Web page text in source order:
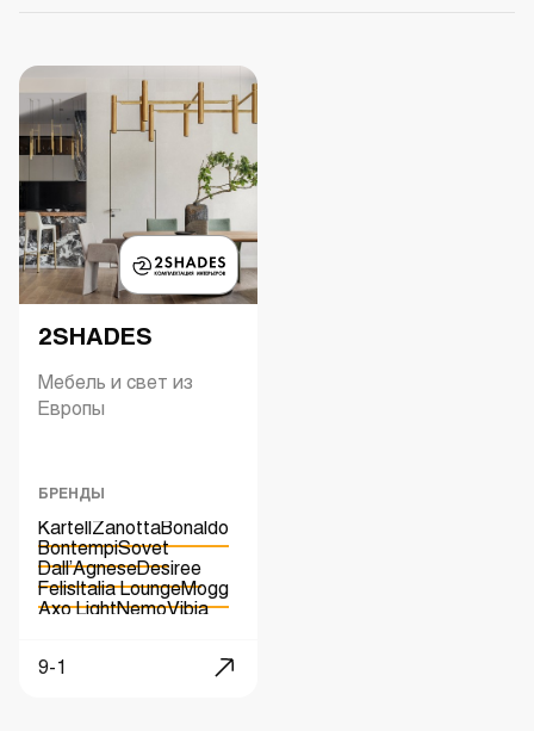
2SHADES
Мебель и свет из
Европы
БРЕНДЫ
Kartell ZanottaBonaldo
BontempiSovet
Dall’AgneseDesiree
FelisItalia LoungeMogg
Axo LightNemoVibia
9-1